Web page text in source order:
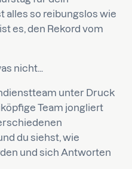
alles so reibungslos wie
es, den Rekord vom
nicht...
unter Druck
Team jongliert
du siehst, wie
und sich Antworten